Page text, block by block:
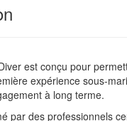
est conçu pour
expérience sous-
à long terme.
par des professionnels